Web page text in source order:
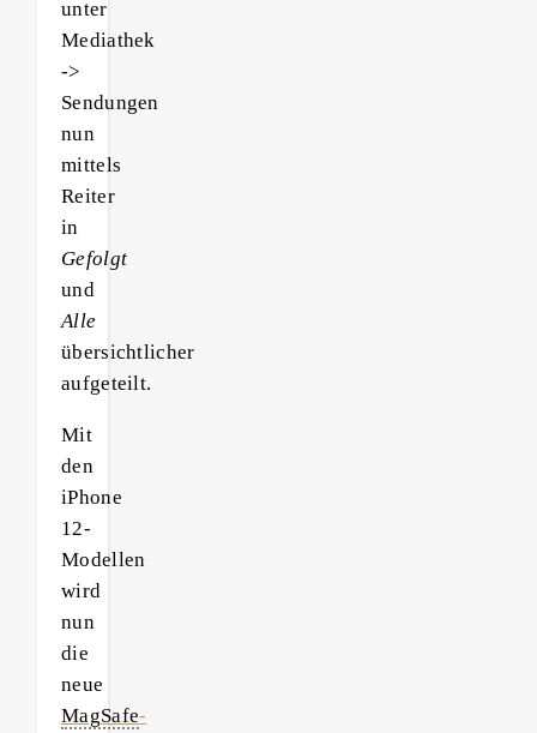
unter
Mediathek
->
Sendungen
nun
mittels
Reiter
in
Gefolgt
und
Alle
übersichtlicher
aufgeteilt.
Mit
den
iPhone
12-
Modellen
wird
nun
die
neue
MagSafe-